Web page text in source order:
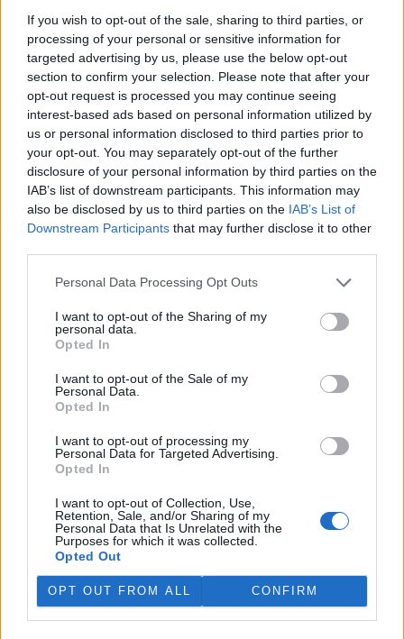
If you wish to opt-out of the sale, sharing to third parties, or
processing of your personal or sensitive information for
targeted advertising by us, please use the below opt-out
section to confirm your selection. Please note that after your
opt-out request is processed you may continue seeing
interest-based ads based on personal information utilized by
us or personal information disclosed to third parties prior to
your opt-out. You may separately opt-out of the further
disclosure of your personal information by third parties on the
IAB’s list of downstream participants. This information may
also be disclosed by us to third parties on the IAB’s List of
Downstream Participants that may further disclose it to other
Personal Data Processing Opt Outs
I want to opt-out of the Sharing of my
personal data.
Opted In
I want to opt-out of the Sale of my
Personal Data.
Opted In
I want to opt-out of processing my
Personal Data for Targeted Advertising.
Opted In
I want to opt-out of Collection, Use,
Retention, Sale, and/or Sharing of my
Personal Data that Is Unrelated with the
Purposes for which it was collected.
Opted Out
OPT OUT FROM ALL CONFIRM
lesnické školy. K vidění budou ukázky dravců a připravena
jsou i speciální stanoviště, kde si návštěvníci budou moci
vyzkoušet život s hendikepem a překonávání každodenních
bariér. Atmosféru doplní regionální výrobci a tvůrčí dílny.
V Národním parku Podyjí, který letos slaví své 35.
narozeniny, proběhnou oslavy v sobotu 23. května v okolí
návštěvnického střediska v Čížově, kde budou připravena
soutěžní stanoviště i prezentace lektorů environmentální
výchovy. Návštěvníci se mohou těšit také na tvořivé dílny,
kulturní vystoupení, hravý kvíz o Podyjí i krátké
komentované vycházky do okolí.
Hlavní oslavy v Krkonoších proběhnou v neděli 24. května a
zapojí se do nich muzea i místní podnikatelé napříč celým
parku připravili sérii odborných přednášek a diskusí.
Celý program odstartuje již v pátek 22. května vyhlášením
tematické fotosoutěže.
podrobné harmonogramy naleznete webových stránkách a
sociálních médiích jednotlivých parků:
www.krnap.cz